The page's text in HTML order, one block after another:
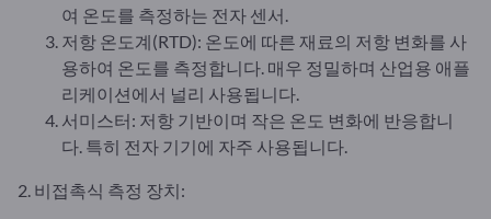
여 온도를 측정하는 전자 센서.
저항 온도계(RTD): 온도에 따른 재료의 저항 변화를 사
용하여 온도를 측정합니다. 매우 정밀하며 산업용 애플
리케이션에서 널리 사용됩니다.
서미스터: 저항 기반이며 작은 온도 변화에 반응합니
다. 특히 전자 기기에 자주 사용됩니다.
2. 비접촉식 측정 장치: